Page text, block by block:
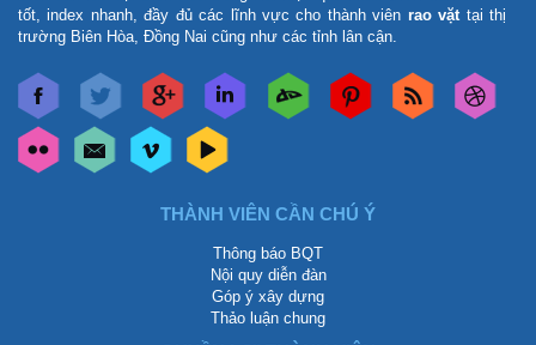
tốt, index nhanh, đầy đủ các lĩnh vực cho thành viên rao vặttại thị
trường Biên Hòa, Đồng Nai cũng như các tỉnh lân cận.
THÀNH VIÊN CẦN CHÚ Ý
Thông báo BQT
Nội quy diễn đàn
Góp ý xây dựng
Thảo luận chung